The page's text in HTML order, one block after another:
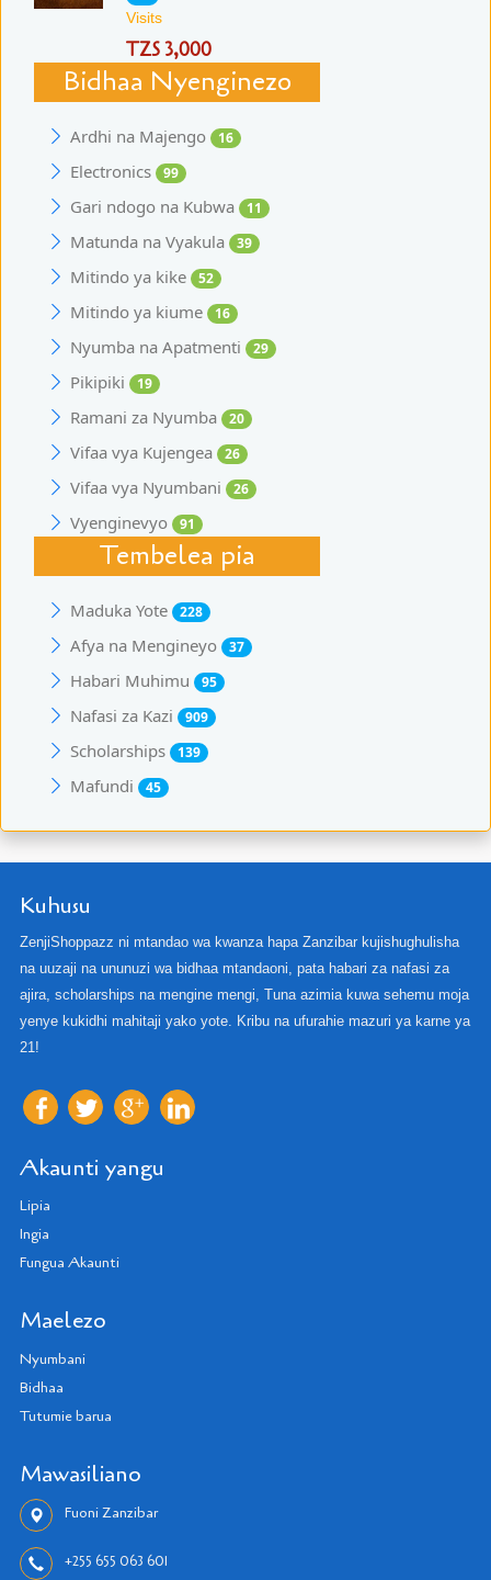
Visits
TZS 3,000
Bidhaa Nyenginezo
Ardhi na Majengo 16
Electronics 99
Gari ndogo na Kubwa 11
Matunda na Vyakula 39
Mitindo ya kike 52
Mitindo ya kiume 16
Nyumba na Apatmenti 29
Pikipiki 19
Ramani za Nyumba 20
Vifaa vya Kujengea 26
Vifaa vya Nyumbani 26
Vyenginevyo 91
Tembelea pia
Maduka Yote 228
Afya na Mengineyo 37
Habari Muhimu 95
Nafasi za Kazi 909
Scholarships 139
Mafundi 45
Kuhusu
ZenjiShoppazz ni mtandao wa kwanza hapa Zanzibar kujishughulisha
na uuzaji na ununuzi wa bidhaa mtandaoni, pata habari za nafasi za
ajira, scholarships na mengine mengi, Tuna azimia kuwa sehemu moja
yenye kukidhi mahitaji yako yote. Kribu na ufurahie mazuri ya karne ya
21!
Akaunti yangu
Lipia
Ingia
Fungua Akaunti
Maelezo
Nyumbani
Bidhaa
Tutumie barua
Mawasiliano
Fuoni Zanzibar
+255 655 063 601